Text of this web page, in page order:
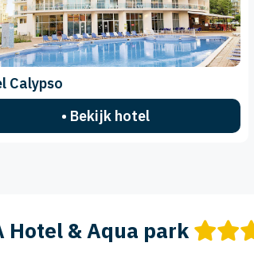
Calypso
• Bekijk hotel
Hotel & Aqua park